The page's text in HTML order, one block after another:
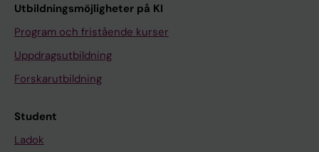
Utbildningsmöjligheter på KI
Program och fristående kurser
Uppdragsutbildning
Forskarutbildning
Student
Ladok